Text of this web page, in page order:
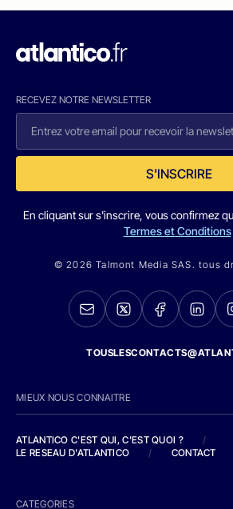
RECEVEZ NOTRE NEWSLETTER
S'INSCRIRE
En cliquant sur s'inscrire, vous confirmez
Termes et Conditions
© 2026 Talmont Media SAS. tous
MIEUX NOUS CONNAITRE
ATLANTICO C'EST QUI, C'EST QUOI ?
/
LE RESEAU D'ATLANTICO
/ CONTACT
CATEGORIES